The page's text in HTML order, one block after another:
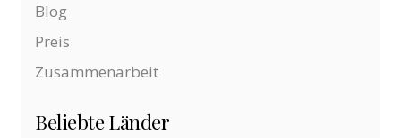
Blog
Preis
Zusammenarbeit
Beliebte Länder